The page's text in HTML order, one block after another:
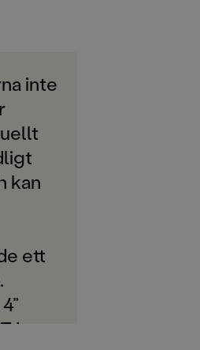
inte
kan
ett